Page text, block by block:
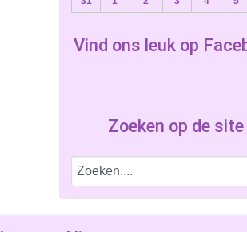
Vind ons leuk op
Zoeken op de site